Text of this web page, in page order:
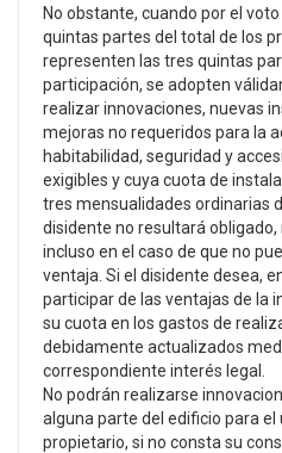
No obstante, cuando por el
quintas partes del total de los
representen las tres quintas
participación, se adopten
realizar innovaciones, nuevas
mejoras no requeridos para la
habitabilidad, seguridad y
exigibles y cuya cuota de
tres mensualidades ordinarias
disidente no resultará
incluso en el caso de que no
ventaja. Si el disidente desea,
participar de las ventajas de la
su cuota en los gastos de
debidamente actualizados
correspondiente interés legal.
No podrán realizarse
alguna parte del edificio para el
propietario, si no consta su